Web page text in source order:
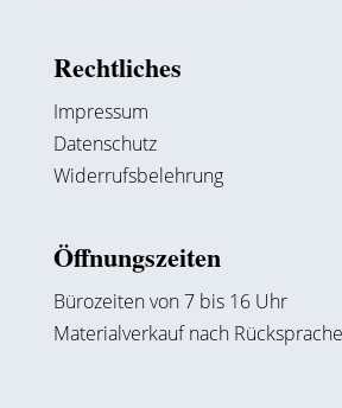
Rechtliches
Impressum
Datenschutz
Widerrufsbelehrung
Öffnungszeiten
Bürozeiten von 7 bis 16 Uhr
Materialverkauf nach Rücksprache